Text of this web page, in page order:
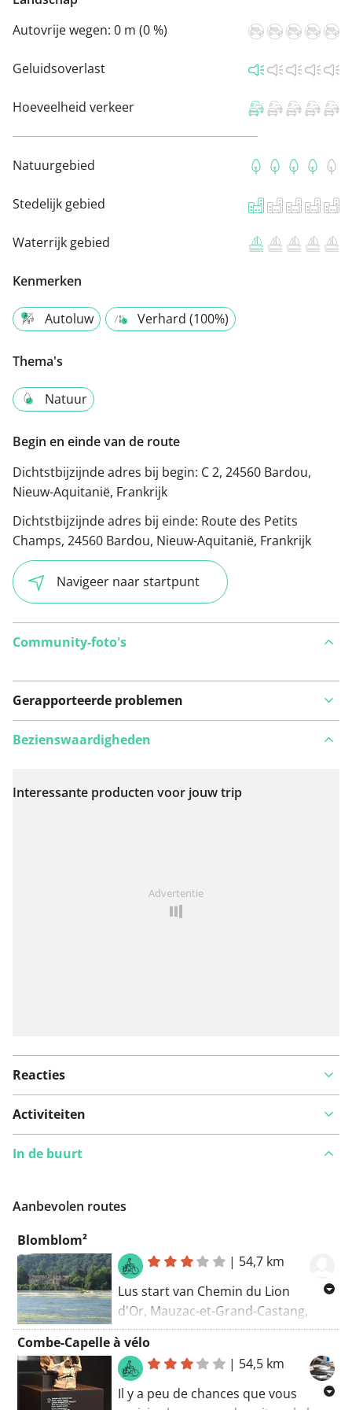
Autovrije wegen: 0 m (0 %)
Geluidsoverlast
Hoeveelheid verkeer
Natuurgebied
Stedelijk gebied
Waterrijk gebied
Kenmerken
Autoluw Verhard (100%)
Thema's
Natuur
Begin en einde van de route
Dichtstbijzijnde adres bij begin: C 2, 24560 Bardou,
Nieuw-Aquitanië, Frankrijk
Dichtstbijzijnde adres bij einde: Route des Petits
Champs, 24560 Bardou, Nieuw-Aquitanië, Frankrijk
Navigeer naar startpunt
Community-foto's
Gerapporteerde problemen
Bekijk op kaart
Bezienswaardigheden
Interessante producten voor jouw trip
Advertentie
Reacties
Activiteiten
In de buurt
Aanbevolen routes
Blomblom²
| 54,7 km
Lus start van Chemin du Lion
d'Or, Mauzac-et-Grand-Castang,
Nieuw-Aquitanië, 24150, Frankrijk
Routering: Recreatief fietsen -
mooiste
Combe-Capelle à vélo
| 54,5 km
Il y a peu de chances que vous